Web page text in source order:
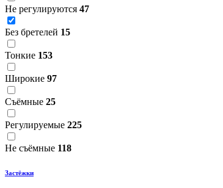
Не регулируются 47
Без бретелей 15
Тонкие 153
Широкие 97
Съёмные 25
Регулируемые 225
Не съёмные 118
Застёжки